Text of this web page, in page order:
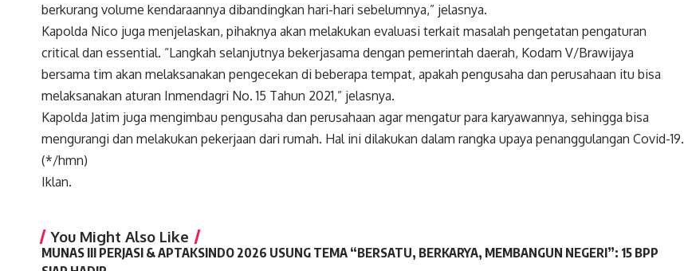
berkurang volume kendaraannya dibandingkan hari-hari sebelumnya,” jelasnya.
Kapolda Nico juga menjelaskan, pihaknya akan melakukan evaluasi terkait masalah pengetatan pengaturan
critical dan essential. “Langkah selanjutnya bekerjasama dengan pemerintah daerah, Kodam V/Brawijaya
bersama tim akan melaksanakan pengecekan di beberapa tempat, apakah pengusaha dan perusahaan itu bisa
melaksanakan aturan Inmendagri No. 15 Tahun 2021,” jelasnya.
Kapolda Jatim juga mengimbau pengusaha dan perusahaan agar mengatur para karyawannya, sehingga bisa
mengurangi dan melakukan pekerjaan dari rumah. Hal ini dilakukan dalam rangka upaya penanggulangan Covid-19.
(*/hmn)
Iklan.
You Might Also Like
MUNAS III PERJASI & APTAKSINDO 2026 USUNG TEMA “BERSATU, BERKARYA, MEMBANGUN NEGERI”: 15 BPP